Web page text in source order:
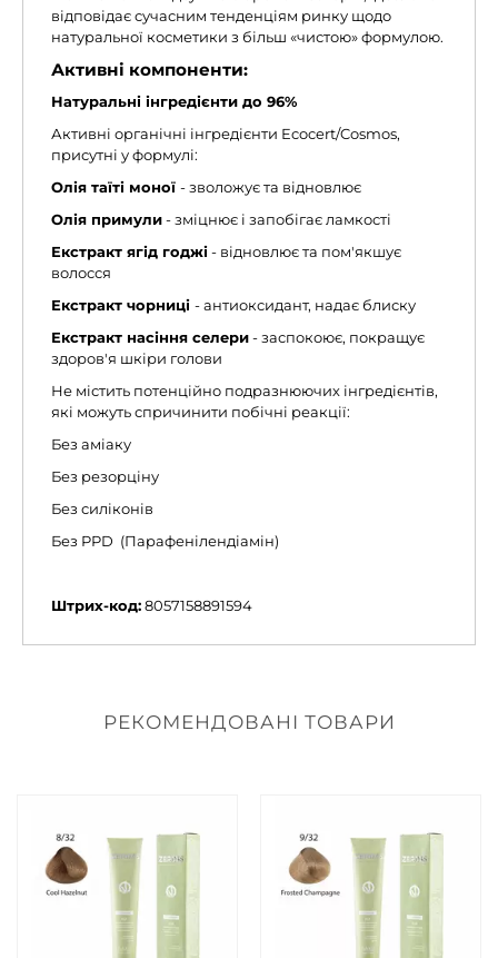
відповідає сучасним тенденціям ринку щодо
натуральної косметики з більш «чистою» формулою.
Активні компоненти:
Натуральні інгредієнти до 96%
Активні органічні інгредієнти Ecocert/Cosmos,
присутні у формулі:
Олія таїті моної - зволожує та відновлює
Олія примули- зміцнює і запобігає ламкості
Екстракт ягід годжі- відновлює та пом'якшує
волосся
Екстракт чорниці - антиоксидант, надає блиску
Екстракт насіння селери- заспокоює, покращує
здоров'я шкіри голови
Не містить потенційно подразнюючих інгредієнтів,
які можуть спричинити побічні реакції:
Без аміаку
Без резорціну
Без силіконів
Без PPD (Парафенілендіамін)
Штрих-код:8057158891594
РЕКОМЕНДОВАНІ ТОВАРИ